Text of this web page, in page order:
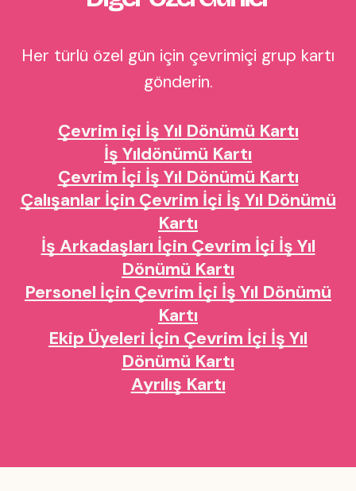
Her türlü özel gün için çevrimiçi grup kartı
gönderin.
Çevrim içi İş Yıl Dönümü Kartı
İş Yıldönümü Kartı
Çevrim İçi İş Yıl Dönümü Kartı
Çalışanlar İçin Çevrim İçi İş Yıl Dönümü
Kartı
İş Arkadaşları İçin Çevrim İçi İş Yıl
Dönümü Kartı
Personel İçin Çevrim İçi İş Yıl Dönümü
Kartı
Ekip Üyeleri İçin Çevrim İçi İş Yıl
Dönümü Kartı
Ayrılış Kartı